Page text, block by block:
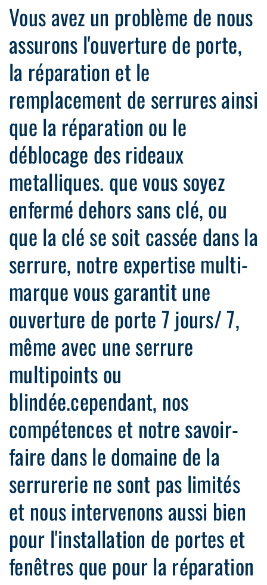
Vous avez un problème de nous
assurons l'ouverture de porte,
la réparation et le
remplacement de serrures ainsi
que la réparation ou le
déblocage des rideaux
metalliques. que vous soyez
enfermé dehors sans clé, ou
que la clé se soit cassée dans la
serrure, notre expertise multi-
marque vous garantit une
ouverture de porte 7 jours/ 7,
même avec une serrure
multipoints ou
blindée.cependant, nos
compétences et notre savoir-
faire dans le domaine de la
serrurerie ne sont pas limités
et nous intervenons aussi bien
pour l'installation de portes et
fenêtres que pour la réparation